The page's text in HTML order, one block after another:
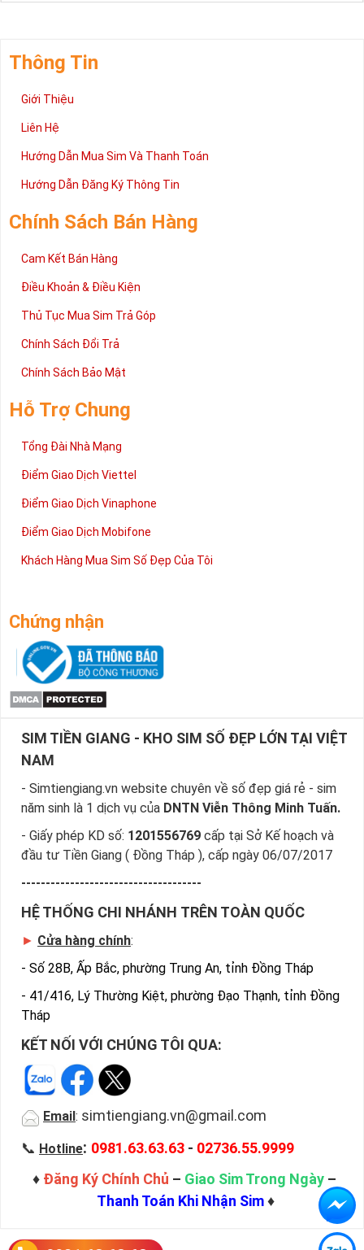
Thông Tin
Giới Thiệu
Liên Hệ
Hướng Dẫn Mua Sim Và Thanh Toán
Hướng Dẫn Đăng Ký Thông Tin
Chính Sách Bán Hàng
Cam Kết Bán Hàng
Điều Khoản & Điều Kiện
Thủ Tục Mua Sim Trả Góp
Chính Sách Đổi Trả
Chính Sách Bảo Mật
Hỗ Trợ Chung
Tổng Đài Nhà Mạng
Điểm Giao Dịch Viettel
Điểm Giao Dịch Vinaphone
Điểm Giao Dịch Mobifone
Khách Hàng Mua Sim Số Đẹp Của Tôi
Chứng nhận
SIM TIỀN GIANG - KHO SIM SỐ ĐẸP LỚN TẠI VIỆT
NAM
- Simtiengiang.vn website chuyên về số đẹp giá rẻ - sim
năm sinh là 1 dịch vụ của DNTN Viễn Thông Minh Tuấn.
- Giấy phép KD số: 1201556769 cấp tại Sở Kế hoạch và
đầu tư Tiền Giang ( Đồng Tháp ), cấp ngày 06/07/2017
-------------------------------------
HỆ THỐNG CHI NHÁNH TRÊN TOÀN QUỐC
► Cửa hàng chính:
- Số 28B, Ấp Bắc, phường Trung An, tỉnh Đồng Tháp
- 41/416, Lý Thường Kiệt, phường Đạo Thạnh, tỉnh Đồng
Tháp
KẾT NỐI VỚI CHÚNG TÔI QUA:
Email : simtiengiang.vn@gmail.com
📞 Hotline: 0981.63.63.63 - 02736.55.9999
♦ Đăng Ký Chính Chủ – Giao Sim Trong Ngày –
Thanh Toán Khi Nhận Sim♦